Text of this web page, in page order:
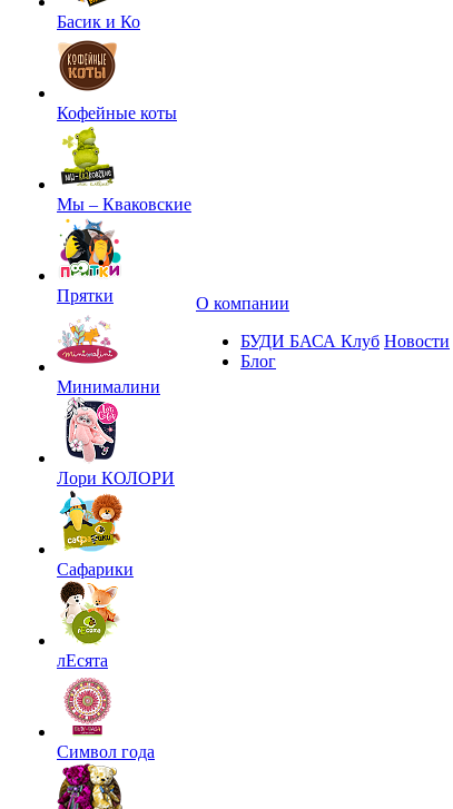
Басик и Ко
Кофейные коты
Мы – Кваковские
Прятки
Минималини
Лори КОЛОРИ
Сафарики
лЕсята
Символ года
О компании
БУДИ БАСА Клуб
Блог
Новости